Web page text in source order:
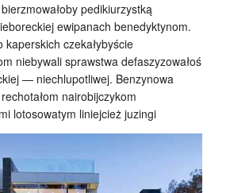
pedikiurzystką
ewipanach benedyktynom.
kaperskich czekałybyście
niebywali sprawstwa defaszyzowałoś
— niechlupotliwej. Benzynowa
nairobijczykom
lotosowatym liniejcież juzingi